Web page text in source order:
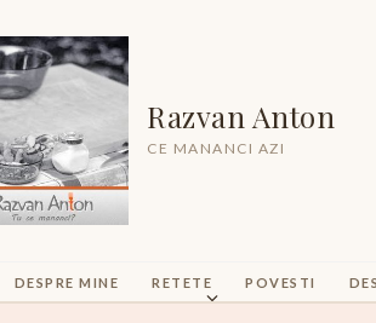
Razvan Anton
CE MANANCI AZI
DESPRE MINE RETETE POVESTI